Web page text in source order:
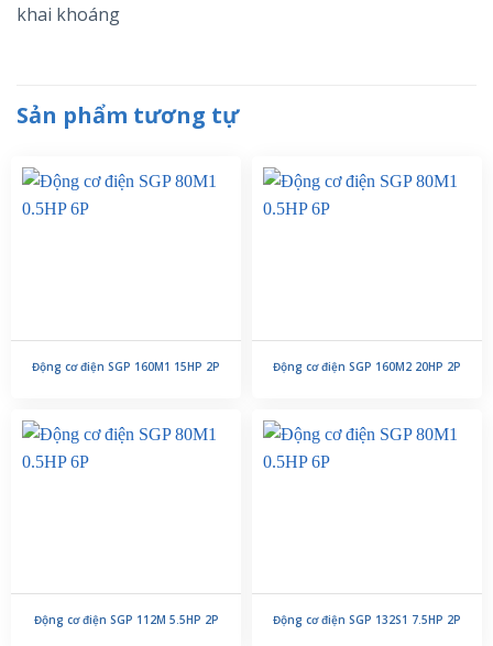
khai khoáng
Sản phẩm tương tự
Động cơ điện SGP 160M1 15HP 2P Động cơ điện SGP 160M2 20HP 2P
Động cơ điện SGP 112M 5.5HP 2P Động cơ điện SGP 132S1 7.5HP 2P